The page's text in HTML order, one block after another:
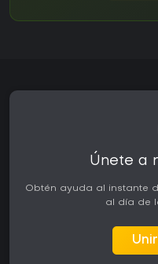
Únete a
Obtén ayuda al instante
al día de